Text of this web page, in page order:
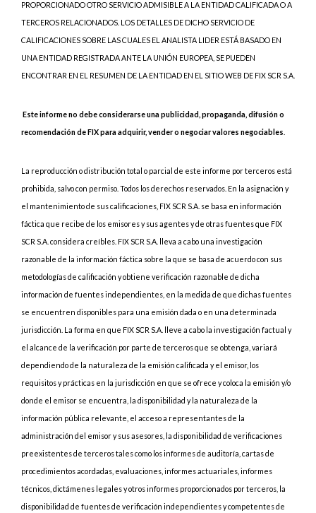
PROPORCIONADO OTRO SERVICIO ADMISIBLE A LA ENTIDAD CALIFICADA O A
TERCEROS RELACIONADOS. LOS DETALLES DE DICHO SERVICIO DE
CALIFICACIONES SOBRE LAS CUALES EL ANALISTA LIDER ESTÁ BASADO EN
UNA ENTIDAD REGISTRADA ANTE LA UNIÓN EUROPEA, SE PUEDEN
ENCONTRAR EN EL RESUMEN DE LA ENTIDAD EN EL SITIO WEB DE FIX SCR S.A.
Este informe no debe considerarse una publicidad, propaganda, difusión o
recomendación de FIX para adquirir, vender o negociar valores negociables
La reproducción o distribución total o parcial de este informe por terceros está
prohibida, salvo con permiso. Todos los derechos reservados. En la asignación y
el mantenimiento de sus calificaciones, FIX SCR S.A. se basa en información
fáctica que recibe de los emisores y sus agentes y de otras fuentes que FIX
SCR S.A. considera creíbles. FIX SCR S.A. lleva a cabo una investigación
razonable de la información fáctica sobre la que se basa de acuerdo con sus
metodologías de calificación y obtiene verificación razonable de dicha
información de fuentes independientes, en la medida de que dichas fuentes
se encuentren disponibles para una emisión dada o en una determinada
jurisdicción. La forma en que FIX SCR S.A. lleve a cabo la investigación factual y
el alcance de la verificación por parte de terceros que se obtenga, variará
dependiendo de la naturaleza de la emisión calificada y el emisor, los
requisitos y prácticas en la jurisdicción en que se ofrece y coloca la emisión y/o
donde el emisor se encuentra, la disponibilidad y la naturaleza de la
información pública relevante, el acceso a representantes de la
administración del emisor y sus asesores, la disponibilidad de verificaciones
preexistentes de terceros tales como los informes de auditoría, cartas de
procedimientos acordadas, evaluaciones, informes actuariales, informes
técnicos, dictámenes legales y otros informes proporcionados por terceros, la
disponibilidad de fuentes de verificación independientes y competentes de